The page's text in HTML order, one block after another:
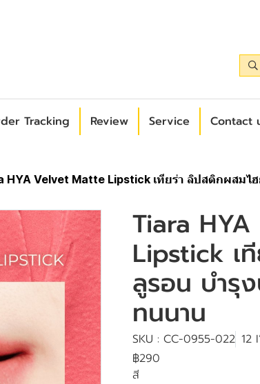
Tracking Review Service Contact
HYA Velvet Matte Lipstick เทียร่า ลิปสติกผสม
Tiara
Lipstick เ
ลูรอน บำรุ
ทนนาน
SKU : CC-0955-022 12
฿290
สี